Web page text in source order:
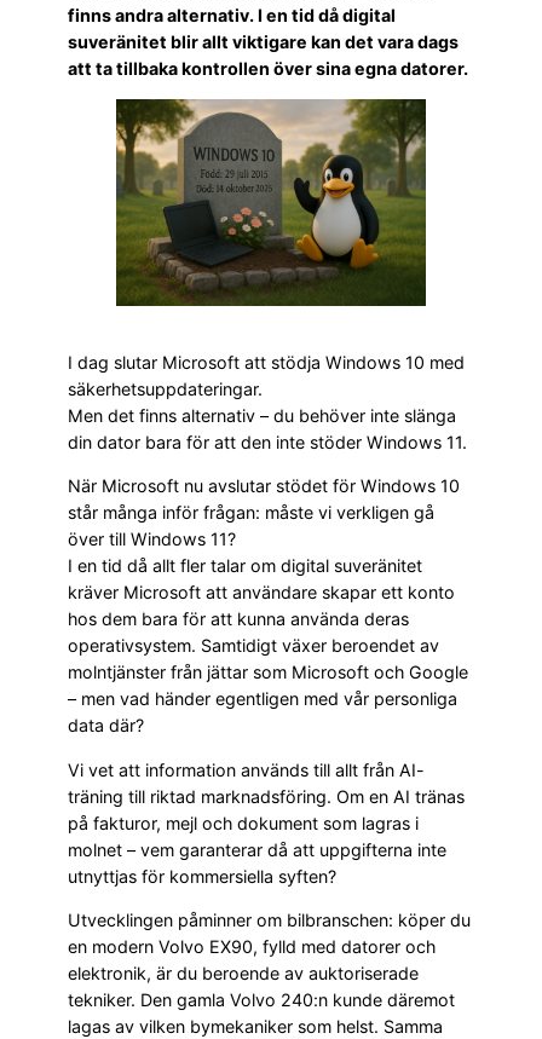
finns andra alternativ. I en tid då digital
suveränitet blir allt viktigare kan det vara dags
att ta tillbaka kontrollen över sina egna datorer.
I dag slutar Microsoft att stödja Windows 10 med
säkerhetsuppdateringar.
Men det finns alternativ – du behöver inte slänga
din dator bara för att den inte stöder Windows 11.
När Microsoft nu avslutar stödet för Windows 10
står många inför frågan: måste vi verkligen gå
över till Windows 11?
I en tid då allt fler talar om digital suveränitet
kräver Microsoft att användare skapar ett konto
hos dem bara för att kunna använda deras
operativsystem. Samtidigt växer beroendet av
molntjänster från jättar som Microsoft och Google
– men vad händer egentligen med vår personliga
data där?
Vi vet att information används till allt från AI-
träning till riktad marknadsföring. Om en AI tränas
på fakturor, mejl och dokument som lagras i
molnet – vem garanterar då att uppgifterna inte
utnyttjas för kommersiella syften?
Utvecklingen påminner om bilbranschen: köper du
en modern Volvo EX90, fylld med datorer och
elektronik, är du beroende av auktoriserade
tekniker. Den gamla Volvo 240:n kunde däremot
lagas av vilken bymekaniker som helst. Samma